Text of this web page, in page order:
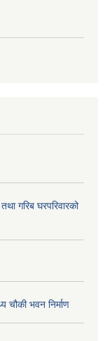
गरिब घरपरिवारको
भवन निर्माण